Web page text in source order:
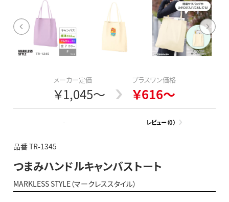
メーカー定価
￥1,045～
プラスワン価格
￥616～
- レビュー（0）
品番 TR-1345
つまみハンドルキャンバストート
MARKLESS STYLE（マークレススタイル）